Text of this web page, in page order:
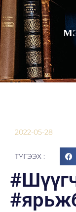
2022-05-28
ТҮГЭЭХ :